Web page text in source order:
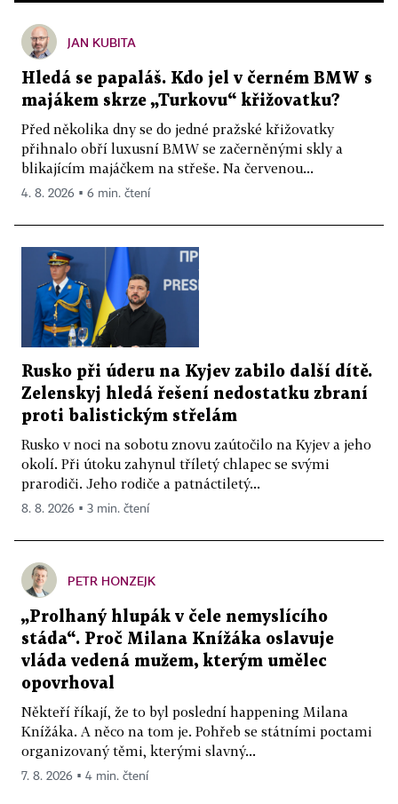
JAN KUBITA
Hledá se papaláš. Kdo jel v černém BMW s
majákem skrze „Turkovu“ křižovatku?
Před několika dny se do jedné pražské křižovatky
přihnalo obří luxusní BMW se začerněnými skly a
blikajícím majáčkem na střeše. Na červenou...
4. 8. 2026 ▪ 6 min. čtení
Rusko při úderu na Kyjev zabilo další dítě.
Zelenskyj hledá řešení nedostatku zbraní
proti balistickým střelám
Rusko v noci na sobotu znovu zaútočilo na Kyjev a jeho
okolí. Při útoku zahynul tříletý chlapec se svými
prarodiči. Jeho rodiče a patnáctiletý...
8. 8. 2026 ▪ 3 min. čtení
PETR HONZEJK
„Prolhaný hlupák v čele nemyslícího
stáda“. Proč Milana Knížáka oslavuje
vláda vedená mužem, kterým umělec
opovrhoval
Někteří říkají, že to byl poslední happening Milana
Knížáka. A něco na tom je. Pohřeb se státními poctami
organizovaný těmi, kterými slavný...
7. 8. 2026 ▪ 4 min. čtení